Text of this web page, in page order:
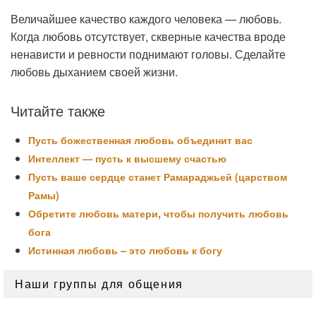
Величайшее качество каждого человека — любовь.
Когда любовь отсутствует, скверные качества вроде
ненависти и ревности поднимают головы. Сделайте
любовь дыханием своей жизни.
Читайте также
Пусть божественная любовь объединит вас
Интеллект — пусть к высшему счастью
Пусть ваше сердце станет Рамараджьей (царством
Рамы)
Обретите любовь матери, чтобы получить любовь
бога
Истинная любовь – это любовь к богу
основной
Наши группы для общения